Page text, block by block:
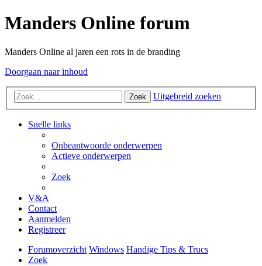
Manders Online forum
Manders Online al jaren een rots in de branding
Doorgaan naar inhoud
Zoek Uitgebreid zoeken
Snelle links
Onbeantwoorde onderwerpen
Actieve onderwerpen
Zoek
V&A
Contact
Aanmelden
Registreer
Forumoverzicht Windows Handige Tips & Trucs
Zoek